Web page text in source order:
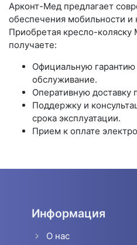
Арконт-Мед предлагает
обеспечения мобильности и
Приобретая кресло-коляску
получаете:
Официальную гарантию
обслуживание.
Оперативную доставку
Поддержку и
срока эксплуатации.
Прием к оплате
Информация
О нас